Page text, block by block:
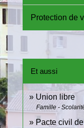
Protection de
Et aussi
Union libre
Famille -
Pacte civil